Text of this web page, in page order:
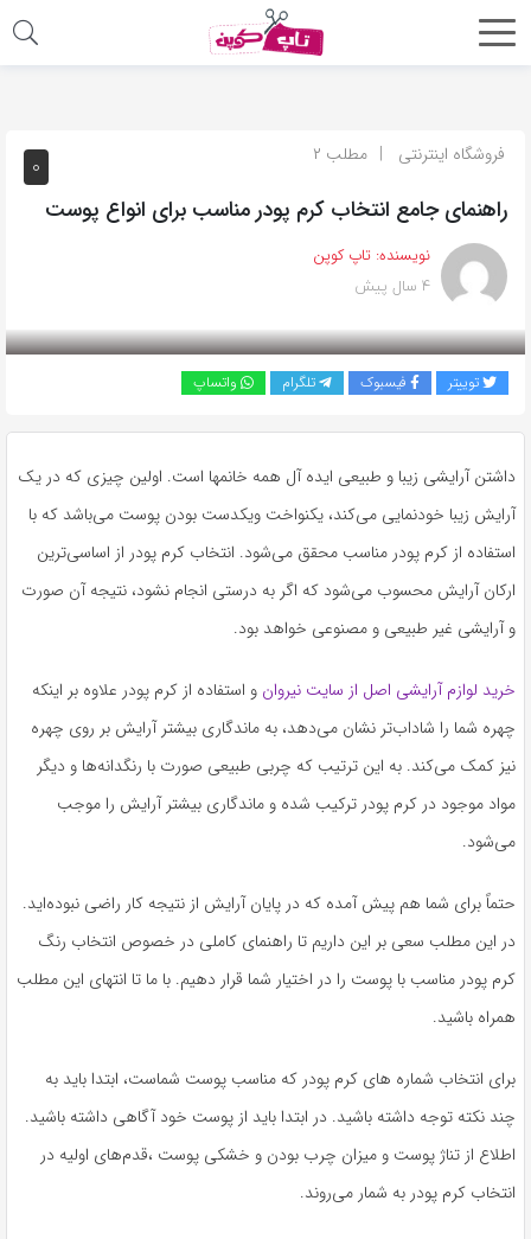
اشتراک
با
از
روش‌های
زیر
می‌توانید
این
صفحه
با
دوستان
خود
بگذارید.
کپی
۰ فروشگاه اینترنتی مطلب ۲
راهنمای جامع انتخاب کرم پودر مناسب برای انواع پوست
نویسنده: تاپ کوپن
۴ سال پیش
توییتر فیسبوک تلگرام واتساپ
داشتن آرایشی زیبا و طبیعی ایده آل همه خانمها است. اولین چیزی که در یک
آرایش زیبا خودنمایی می‌کند، یکنواخت ویکدست بودن پوست می‌باشد که با
استفاده از کرم پودر مناسب محقق می‌شود. انتخاب کرم پودر از اساسی‌ترین
ارکان آرایش محسوب می‌شود که اگر به درستی انجام نشود، نتیجه آن صورت
و آرایشی غیر طبیعی و مصنوعی خواهد بود.
خرید لوازم آرایشی اصل از سایت نیروان و استفاده از کرم پودر علاوه بر اینکه
چهره شما را شاداب‌تر نشان می‌دهد، به ماندگاری بیشتر آرایش بر روی چهره
نیز کمک می‌کند. به این ترتیب که چربی طبیعی صورت با رنگدانه‌ها و دیگر
مواد موجود در کرم پودر ترکیب شده و ماندگاری بیشتر آرایش را موجب
می‌شود.
حتماً برای شما هم پیش آمده که در پایان آرایش از نتیجه کار راضی نبوده‌اید.
در این مطلب سعی بر این داریم تا راهنمای کاملی در خصوص انتخاب رنگ
کرم پودر مناسب با پوست را در اختیار شما قرار دهیم. با ما تا انتهای این مطلب
همراه باشید.
برای انتخاب شماره های کرم پودر که مناسب پوست شماست، ابتدا باید به
چند نکته توجه داشته باشید. در ابتدا باید از پوست خود آگاهی داشته باشید.
اطلاع از تناژ پوست و میزان چرب بودن و خشکی پوست ،قدم‌های اولیه در
انتخاب کرم پودر به شمار می‌روند.